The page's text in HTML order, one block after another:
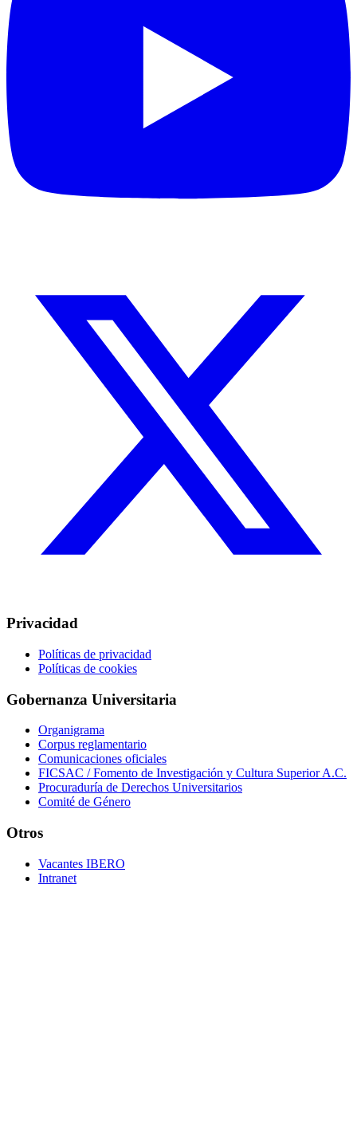
Privacidad
Políticas de privacidad
Políticas de cookies
Gobernanza Universitaria
Organigrama
Corpus reglamentario
Comunicaciones oficiales
FICSAC / Fomento de Investigación y Cultura Superior A.C.
Procuraduría de Derechos Universitarios
Comité de Género
Otros
Vacantes IBERO
Intranet